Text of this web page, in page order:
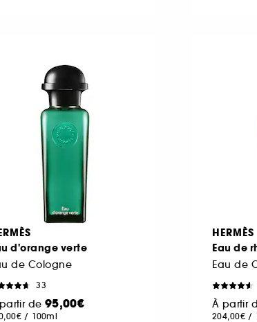
d'orange verte
de Cologne
33
de 95,00€
/ 100ml
HERMÈS
Eau de
Eau de
À partir
204,00€ /